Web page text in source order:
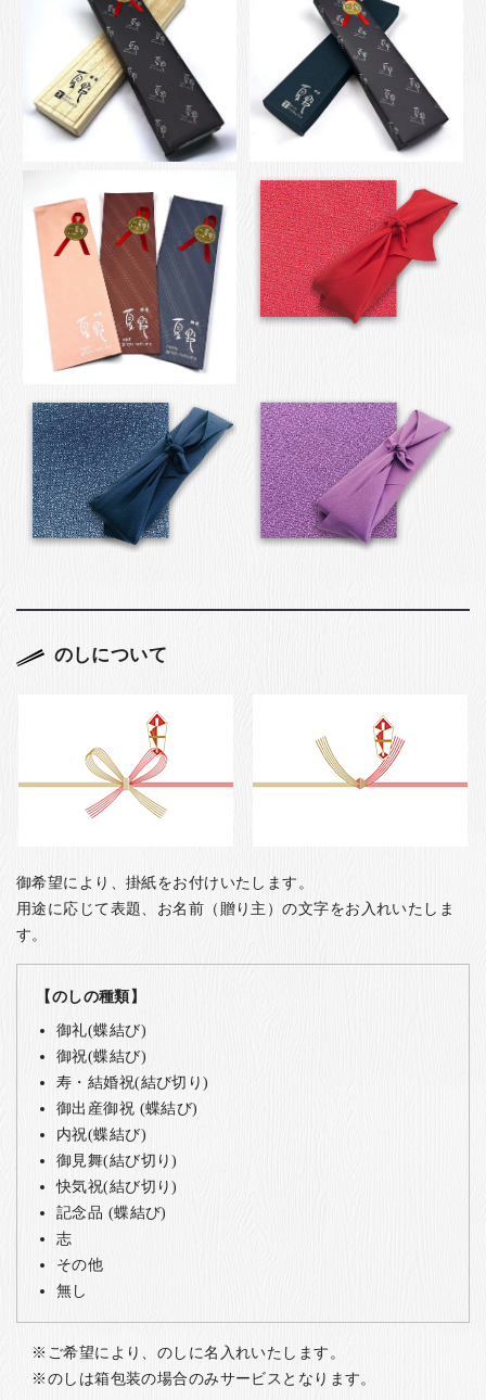
のしについて
御希望により、掛紙をお付けいたします。
用途に応じて表題、お名前（贈り主）の文字をお入れいたしま
す。
【のしの種類】
御礼(蝶結び)
御祝(蝶結び)
寿・結婚祝(結び切り)
御出産御祝 (蝶結び)
内祝(蝶結び)
御見舞(結び切り)
快気祝(結び切り)
記念品 (蝶結び)
志
その他
無し
ご希望により、のしに名入れいたします。
のしは箱包装の場合のみサービスとなります。